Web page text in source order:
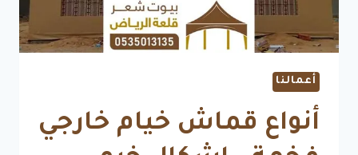
أعمالنا
أنواع قماش خيام خارجي